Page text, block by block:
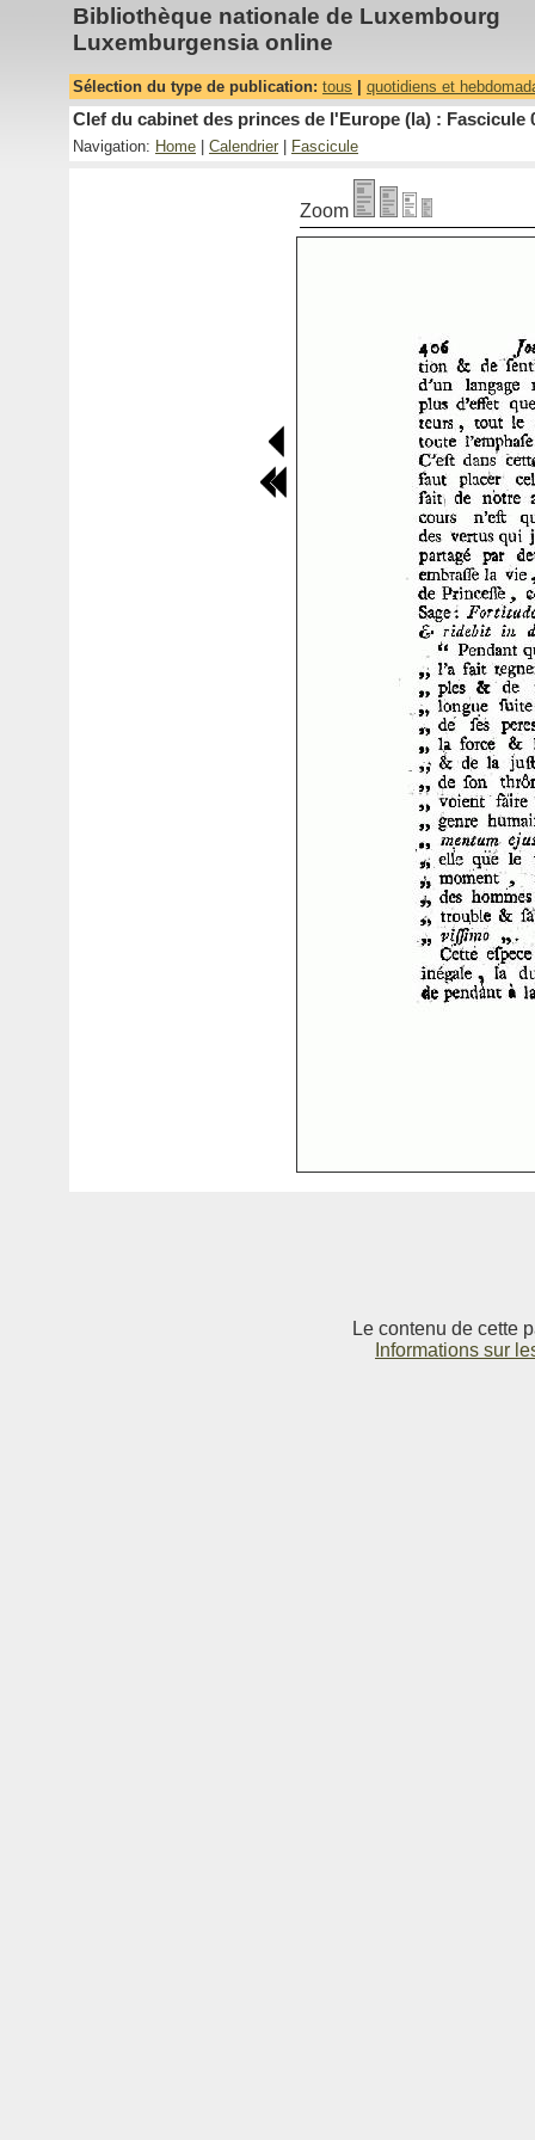
Bibliothèque nationale de Luxembourg
Luxemburgensia online
Sélection du type de publication: tous quotidiens et
Clef du cabinet des princes de l'Europe (la) : Fascicule
Navigation: Home Calendrier Fascicule
Zoom
Le contenu de cette
Informations sur